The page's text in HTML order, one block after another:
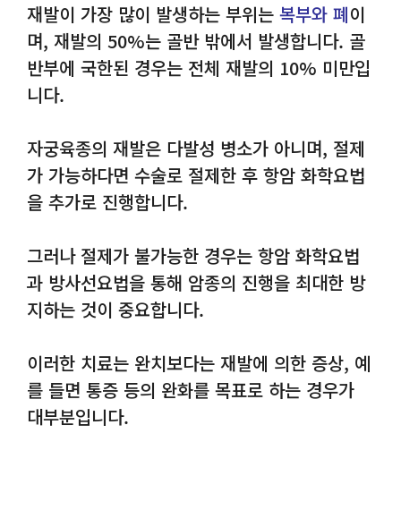
재발이 가장 많이 발생하는 부위는 복부와 폐이
며, 재발의 50%는 골반 밖에서 발생합니다. 골
반부에 국한된 경우는 전체 재발의 10% 미만입
니다.
자궁육종의 재발은 다발성 병소가 아니며, 절제
가 가능하다면 수술로 절제한 후 항암 화학요법
을 추가로 진행합니다.
그러나 절제가 불가능한 경우는 항암 화학요법
과 방사선요법을 통해 암종의 진행을 최대한 방
지하는 것이 중요합니다.
이러한 치료는 완치보다는 재발에 의한 증상, 예
를 들면 통증 등의 완화를 목표로 하는 경우가
대부분입니다.